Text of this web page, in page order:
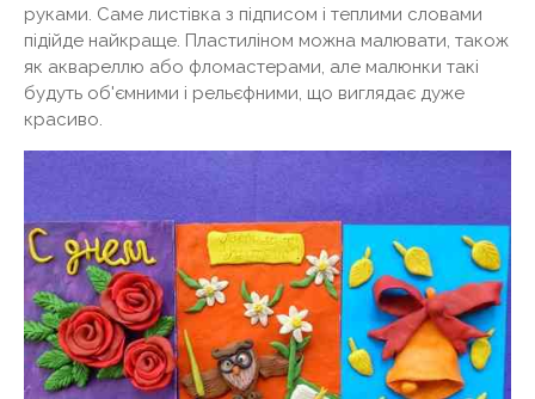
руками. Саме листівка з підписом і теплими словами
підійде найкраще. Пластиліном можна малювати, також
як аквареллю або фломастерами, але малюнки такі
будуть об'ємними і рельєфними, що виглядає дуже
красиво.